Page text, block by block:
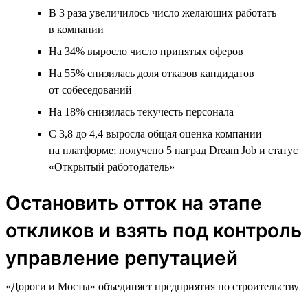
В 3 раза увеличилось число желающих работать
в компании
На 34% выросло число принятых оферов
На 55% снизилась доля отказов кандидатов
от собеседований
На 18% снизилась текучесть персонала
С 3,8 до 4,4 выросла общая оценка компании
на платформе; получено 5 наград Dream Job и статус
«Открытый работодатель»
Остановить отток на этапе
откликов и взять под контроль
управление репутацией
«Дороги и Мосты» объединяет предприятия по строительству